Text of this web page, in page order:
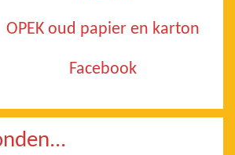
OPEK oud papier en karton
Facebook